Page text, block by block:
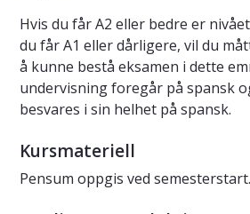
Hvis du får A2 eller bedre er
du får A1 eller dårligere, vil du
å kunne bestå eksamen i dette
undervisning foregår på spansk
besvares i sin helhet på spansk.
Kursmateriell
Pensum oppgis ved semesterstart.